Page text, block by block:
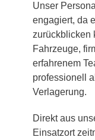
Unser
engagiert, da
zurückblicken
Fahrzeuge,
erfahrenem
professionell
Verlagerung.
Direkt aus
Einsatzort